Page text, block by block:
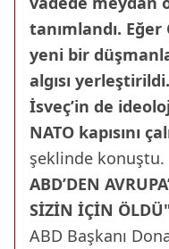
tanımlandı. Eğer
yeni bir
algısı
İsveç’in de
NATO kapısını
şeklinde konuştu.
ABD’DEN
SİZİN İÇİN
ABD Başkanı